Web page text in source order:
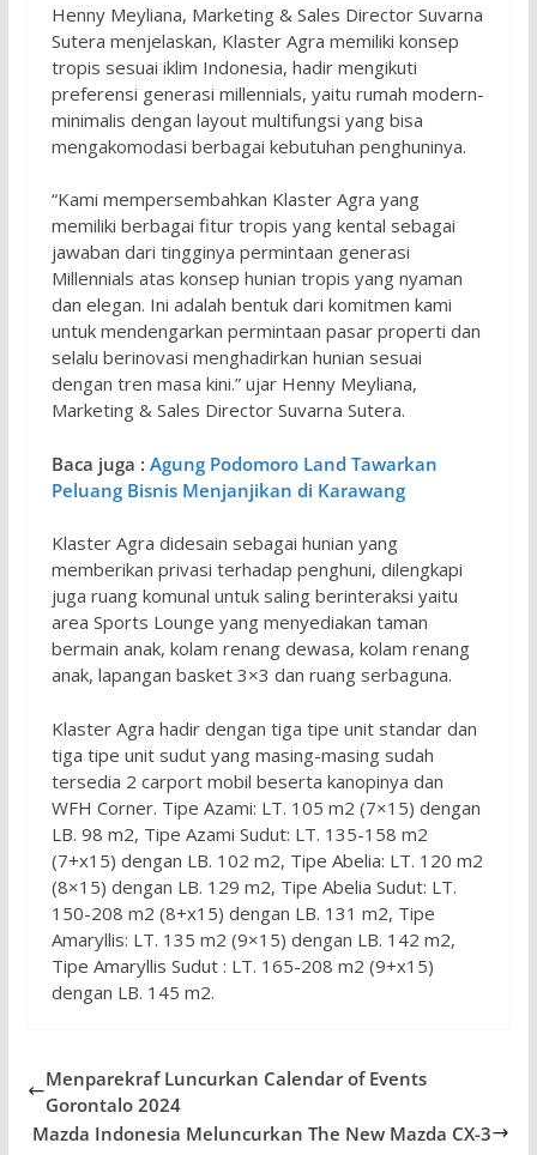
Henny Meyliana, Marketing & Sales Director Suvarna
Sutera menjelaskan, Klaster Agra memiliki konsep
tropis sesuai iklim Indonesia, hadir mengikuti
preferensi generasi millennials, yaitu rumah modern-
minimalis dengan layout multifungsi yang bisa
mengakomodasi berbagai kebutuhan penghuninya.
“Kami mempersembahkan Klaster Agra yang
memiliki berbagai fitur tropis yang kental sebagai
jawaban dari tingginya permintaan generasi
Millennials atas konsep hunian tropis yang nyaman
dan elegan. Ini adalah bentuk dari komitmen kami
untuk mendengarkan permintaan pasar properti dan
selalu berinovasi menghadirkan hunian sesuai
dengan tren masa kini.” ujar Henny Meyliana,
Marketing & Sales Director Suvarna Sutera.
Baca juga : Agung Podomoro Land Tawarkan
Peluang Bisnis Menjanjikan di Karawang
Klaster Agra didesain sebagai hunian yang
memberikan privasi terhadap penghuni, dilengkapi
juga ruang komunal untuk saling berinteraksi yaitu
area Sports Lounge yang menyediakan taman
bermain anak, kolam renang dewasa, kolam renang
anak, lapangan basket 3×3 dan ruang serbaguna.
Klaster Agra hadir dengan tiga tipe unit standar dan
tiga tipe unit sudut yang masing-masing sudah
tersedia 2 carport mobil beserta kanopinya dan
WFH Corner. Tipe Azami: LT. 105 m2 (7×15) dengan
LB. 98 m2, Tipe Azami Sudut: LT. 135-158 m2
(7+x15) dengan LB. 102 m2, Tipe Abelia: LT. 120 m2
(8×15) dengan LB. 129 m2, Tipe Abelia Sudut: LT.
150-208 m2 (8+x15) dengan LB. 131 m2, Tipe
Amaryllis: LT. 135 m2 (9×15) dengan LB. 142 m2,
Tipe Amaryllis Sudut : LT. 165-208 m2 (9+x15)
dengan LB. 145 m2.
Menparekraf Luncurkan Calendar of Events
Gorontalo 2024
Mazda Indonesia Meluncurkan The New Mazda CX-3